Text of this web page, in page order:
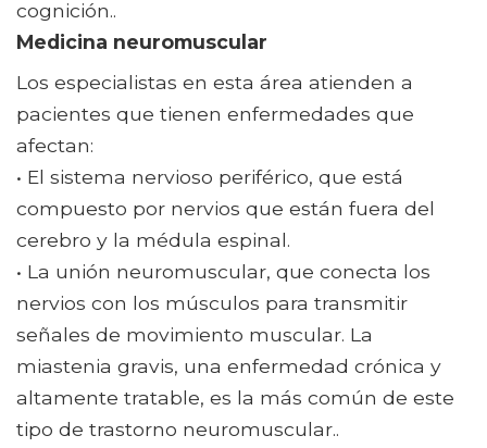
cognición..
Medicina neuromuscular
Los especialistas en esta área atienden a
pacientes que tienen enfermedades que
afectan:
• El sistema nervioso periférico, que está
compuesto por nervios que están fuera del
cerebro y la médula espinal.
• La unión neuromuscular, que conecta los
nervios con los músculos para transmitir
señales de movimiento muscular. La
miastenia gravis, una enfermedad crónica y
altamente tratable, es la más común de este
tipo de trastorno neuromuscular..